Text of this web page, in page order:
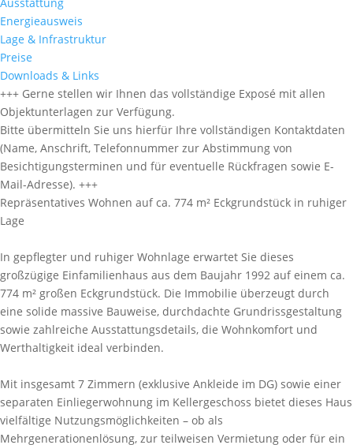
Energieausweis
Lage & Infrastruktur
Preise
Downloads & Links
+++ Gerne stellen wir Ihnen das vollständige Exposé mit allen
Objektunterlagen zur Verfügung.
Bitte übermitteln Sie uns hierfür Ihre vollständigen Kontaktdaten
(Name, Anschrift, Telefonnummer zur Abstimmung von
Besichtigungsterminen und für eventuelle Rückfragen sowie E-
Mail-Adresse). +++
Repräsentatives Wohnen auf ca. 774 m² Eckgrundstück in ruhiger
Lage
In gepflegter und ruhiger Wohnlage erwartet Sie dieses
großzügige Einfamilienhaus aus dem Baujahr 1992 auf einem ca.
774 m² großen Eckgrundstück. Die Immobilie überzeugt durch
eine solide massive Bauweise, durchdachte Grundrissgestaltung
sowie zahlreiche Ausstattungsdetails, die Wohnkomfort und
Werthaltigkeit ideal verbinden.
Mit insgesamt 7 Zimmern (exklusive Ankleide im DG) sowie einer
separaten Einliegerwohnung im Kellergeschoss bietet dieses Haus
vielfältige Nutzungsmöglichkeiten – ob als
Mehrgenerationenlösung, zur teilweisen Vermietung oder für ein